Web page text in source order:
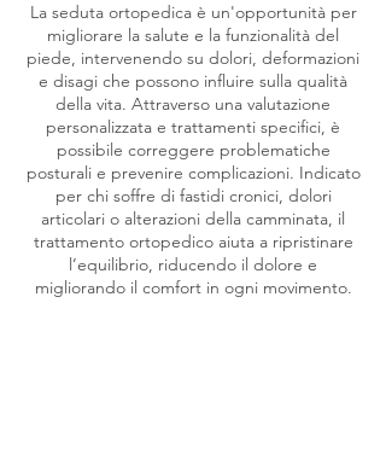
La seduta ortopedica è un'opportunità per
migliorare la salute e la funzionalità del
piede, intervenendo su dolori, deformazioni
e disagi che possono influire sulla qualità
della vita. Attraverso una valutazione
personalizzata e trattamenti specifici, è
possibile correggere problematiche
posturali e prevenire complicazioni. Indicato
per chi soffre di fastidi cronici, dolori
articolari o alterazioni della camminata, il
trattamento ortopedico aiuta a ripristinare
l’equilibrio, riducendo il dolore e
migliorando il comfort in ogni movimento.